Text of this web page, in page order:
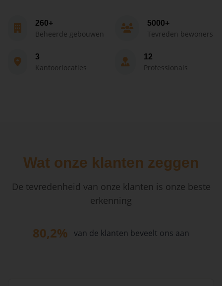
260+
Beheerde gebouwen
5000+
Tevreden bewoners
3
Kantoorlocaties
12
Professionals
Wat onze klanten zeggen
De tevredenheid van onze klanten is onze beste
erkenning
80,2% van de klanten beveelt ons aan